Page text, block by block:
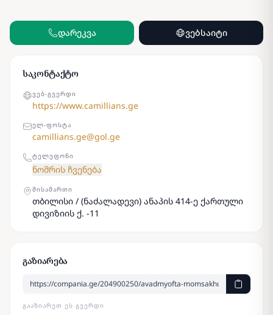
დარეკვა ვებსაიტი
საკონტაქტო
ᲕᲔᲑ-ᲒᲕᲔᲠᲓᲘ
https://www.camillians.ge
ᲔᲚ-ᲤᲝᲡᲢᲐ
camillians.ge@gol.ge
ᲢᲔᲚᲔᲤᲝᲜᲘ
ნომრის ჩვენება
ᲛᲘᲡᲐᲛᲐᲠᲗᲘ
თბილისი / (ნაძალადევი) ანაპის 414-ე ქართული
დივიზიის ქ. -11
გაზიარება
ᲒᲐᲐᲖᲘᲐᲠᲔᲗ ᲔᲡ ᲒᲕᲔᲠᲓᲘ